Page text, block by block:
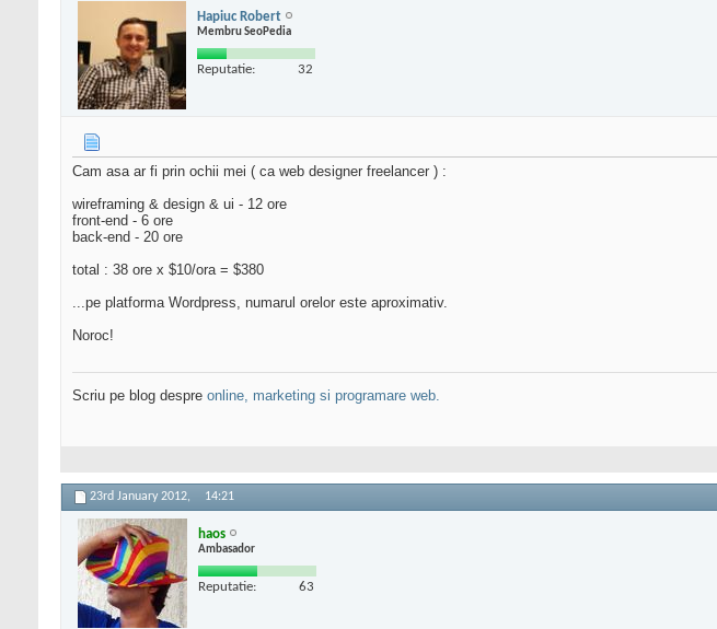
Hapiuc Robert
Membru SeoPedia
Reputatie: 32
Cam asa ar fi prin ochii mei ( ca web designer freelancer ) :
wireframing & design & ui - 12 ore
front-end - 6 ore
back-end - 20 ore
total : 38 ore x $10/ora = $380
...pe platforma Wordpress, numarul orelor este aproximativ.
Noroc!
Scriu pe blog despre online, marketing si programare web.
23rd January 2012, 14:21
haos
Ambasador
Reputatie: 63